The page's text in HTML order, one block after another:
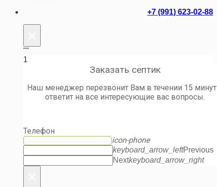
+7 (991) 623-02-88
""
1
Заказать септик
Наш менеджер перезвонит Вам в течении 15
ответит на все интересующие вас вопросы.
Телефон
icon-phone
keyboard_arrow_leftPrevious
Nextkeyboard_arrow_right